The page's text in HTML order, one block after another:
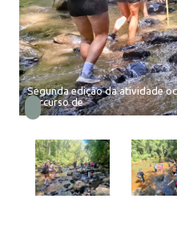
Segunda edição da atividade
percurso de